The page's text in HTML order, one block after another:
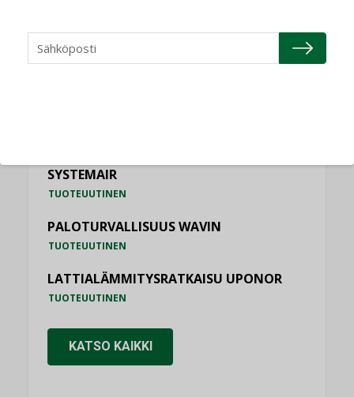
TUOTEUUTISET
SYSTEMAIR
TUOTEUUTINEN
PALOTURVALLISUUS WAVIN
TUOTEUUTINEN
LATTIALÄMMITYSRATKAISU UPONOR
TUOTEUUTINEN
KATSO KAIKKI